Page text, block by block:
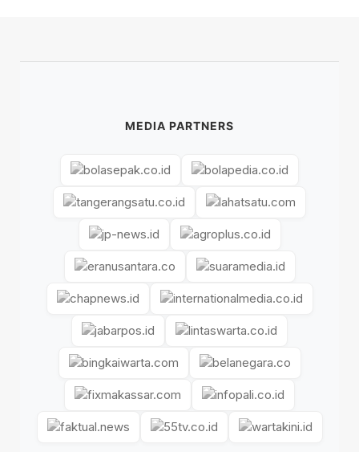
MEDIA PARTNERS